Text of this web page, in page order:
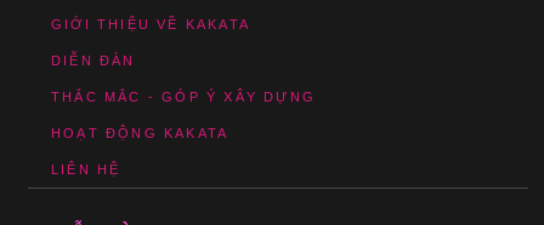
GIỚI THIỆU VỀ KAKATA
DIỄN ĐÀN
THẮC MẮC - GÓP Ý XÂY DỰNG
HOẠT ĐỘNG KAKATA
LIÊN HỆ